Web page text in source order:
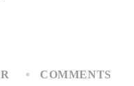
COMMENTS